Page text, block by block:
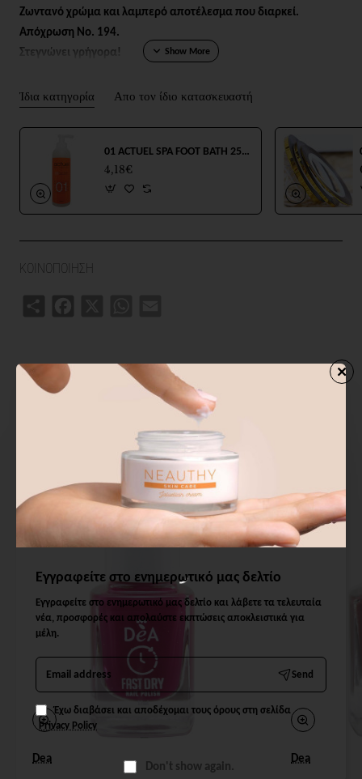
Εγγραφείτε στο ενημερωτικό μας δελτίο
Εγγραφείτε στο ενημερωτικό μας δελτίο και λάβετε τα τελευταία
νέα, προσφορές και απολαύστε εκπτώσεις αποκλειστικά για
μέλη.
Email
address
Send
Έχω διαβάσει και αποδέχομαι τους όρους στη σελίδα
Privacy Policy
Don't show again.
Ζωντανό χρώμα και λαμπερό αποτέλεσμα που διαρκεί.
Απόχρωση No. 194.
Στεγνώνει γρήγορα!
Ίδια κατηγορία Απο τον ίδιο κατασκευαστή
01 ACTUEL SPA FOOT BATH 250ml
4,18€
ΚΟΙΝΟΠΟΙΗΣΗ
ΑΓΟΡΑΣΑΝ ΕΠΙΣΗΣ
Dea Dea